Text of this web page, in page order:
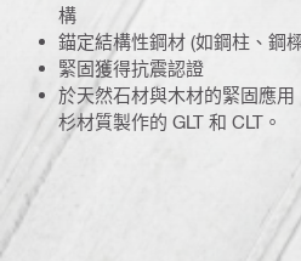
構
錨定結構性鋼材 (如鋼柱、鋼
緊固獲得抗震認證
於天然石材與木材的緊固應
杉材質製作的 GLT 和 CLT。